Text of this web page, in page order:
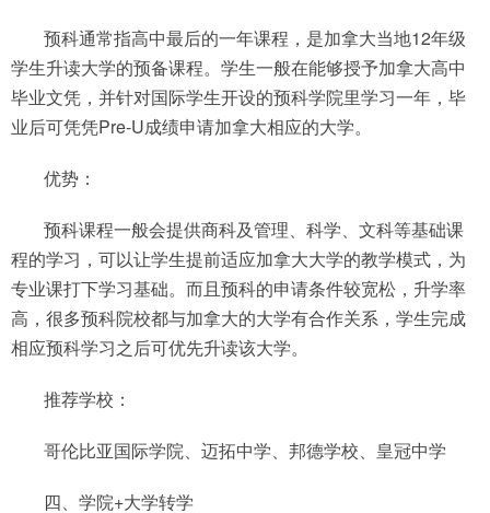
预科通常指高中最后的一年课程，是加拿大当地12年级
学生升读大学的预备课程。学生一般在能够授予加拿大高中
毕业文凭，并针对国际学生开设的预科学院里学习一年，毕
业后可凭凭Pre-U成绩申请加拿大相应的大学。
优势：
预科课程一般会提供商科及管理、科学、文科等基础课
程的学习，可以让学生提前适应加拿大大学的教学模式，为
专业课打下学习基础。而且预科的申请条件较宽松，升学率
高，很多预科院校都与加拿大的大学有合作关系，学生完成
相应预科学习之后可优先升读该大学。
推荐学校：
哥伦比亚国际学院、迈拓中学、邦德学校、皇冠中学
四、学院+大学转学